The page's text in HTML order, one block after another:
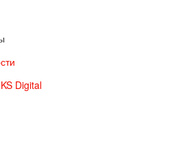
Digital